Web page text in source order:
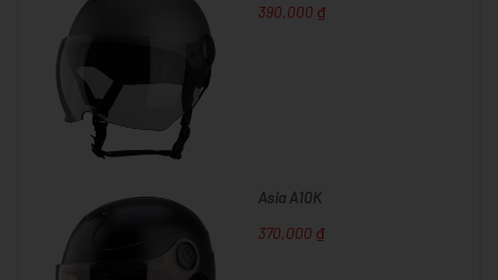
390,000 ₫
Asia A10K
370,000 ₫